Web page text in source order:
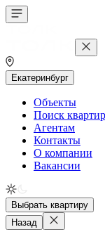
Екатеринбург
Объекты
Поиск квартир
Агентам
Контакты
О компании
Вакансии
Выбрать квартиру
Назад